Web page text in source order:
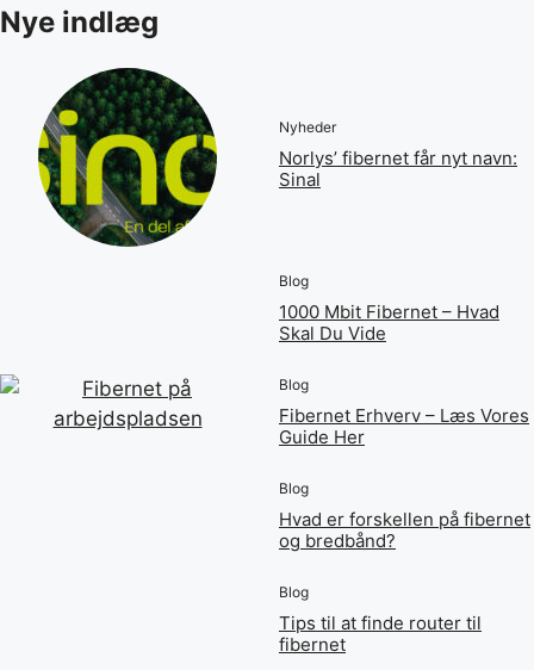
Nye indlæg
Nyheder
Norlys’ fibernet får nyt navn:
Sinal
Blog
1000 Mbit Fibernet – Hvad
Skal Du Vide
Blog
Fibernet Erhverv – Læs Vores
Guide Her
Blog
Hvad er forskellen på fibernet
og bredbånd?
Blog
Tips til at finde router til
fibernet